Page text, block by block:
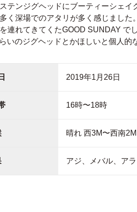
テンジグヘッドにブーティーシェ
く深場でのアタリが多く感じまし
連れてきてくたGOOD SUNDAY
いのジグヘッドとかほしいと個人的
2019年1月26日
16時〜18時
晴れ 西3M〜西南2M
アジ、メバル、ア